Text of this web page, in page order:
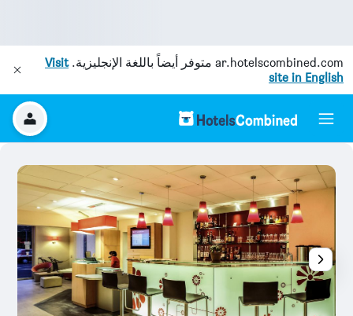
ar.hotelscombined.com متوفر أيضاً باللغة الإنجليزية.Visit
site in English